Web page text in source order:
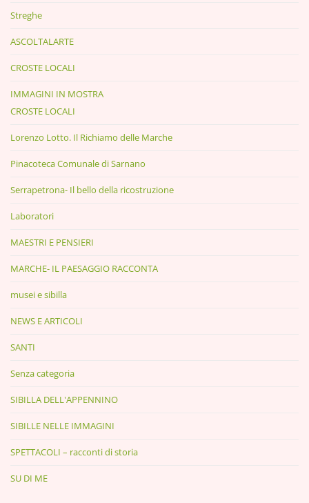
Streghe
ASCOLTALARTE
CROSTE LOCALI
IMMAGINI IN MOSTRA
CROSTE LOCALI
Lorenzo Lotto. Il Richiamo delle Marche
Pinacoteca Comunale di Sarnano
Serrapetrona- Il bello della ricostruzione
Laboratori
MAESTRI E PENSIERI
MARCHE- IL PAESAGGIO RACCONTA
musei e sibilla
NEWS E ARTICOLI
SANTI
Senza categoria
SIBILLA DELL'APPENNINO
SIBILLE NELLE IMMAGINI
SPETTACOLI – racconti di storia
SU DI ME